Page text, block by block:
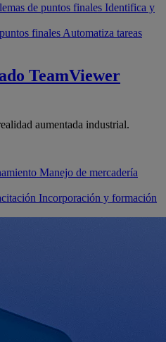
de puntos finales Identifica y
finales Automatiza tareas
TeamViewer
aumentada industrial.
Manejo de mercadería
Incorporación y formación